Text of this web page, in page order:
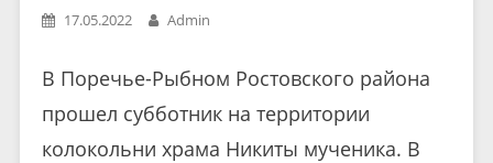
17.05.2022 Admin
В Поречье-Рыбном Ростовского района
прошел субботник на территории
колокольни храма Никиты мученика. В